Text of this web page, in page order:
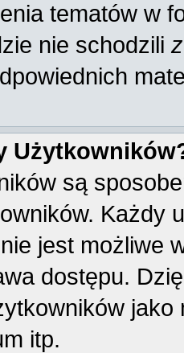
tematów w
nie schodzili
są
Każdy
jest możliwe
dostępu.
itp.